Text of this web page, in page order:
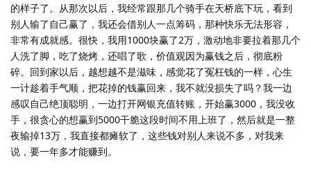
的样子了。从那次以后，我经常跟那几个骑手在天桥底下玩，看到
别人输了自己赢了，我还会借别人一点筹码，那种快乐无法形容，
非常有成就感。很快，我用1000块赢了2万，激动地非要拉着那几个
人洗了脚，吃了烧烤，还唱了歌，价值观因为赢钱之后，彻底粉
碎。回到家以后，越想越不是滋味，感觉花了冤枉钱的一样，心生
一计趁着手气顺，把花掉的钱赢回来，我不就没损失了吗？我一边
感叹自己绝顶聪明，一边打开网银充值转账，开始赢3000，我没收
手，很贪心的想赢到5000干脆这段时间不用上班了，然后就是一整
夜输掉13万，我直接都瘫软了，这些钱对别人来说不多，对我来
说，要一年多才能赚到。